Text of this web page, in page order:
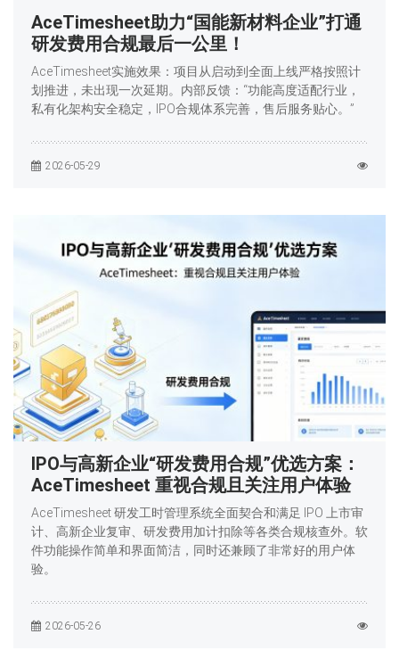
AceTimesheet助力“国能新材料企业”打通
研发费用合规最后一公里！
AceTimesheet实施效果：项目从启动到全面上线严格按照计
划推进，未出现一次延期。内部反馈：“功能高度适配行业，
私有化架构安全稳定，IPO合规体系完善，售后服务贴心。”
2026-05-29
IPO与高新企业“研发费用合规”优选方案：
AceTimesheet 重视合规且关注用户体验
AceTimesheet 研发工时管理系统全面契合和满足 IPO 上市审
计、高新企业复审、研发费用加计扣除等各类合规核查外。软
件功能操作简单和界面简洁，同时还兼顾了非常好的用户体
验。
2026-05-26